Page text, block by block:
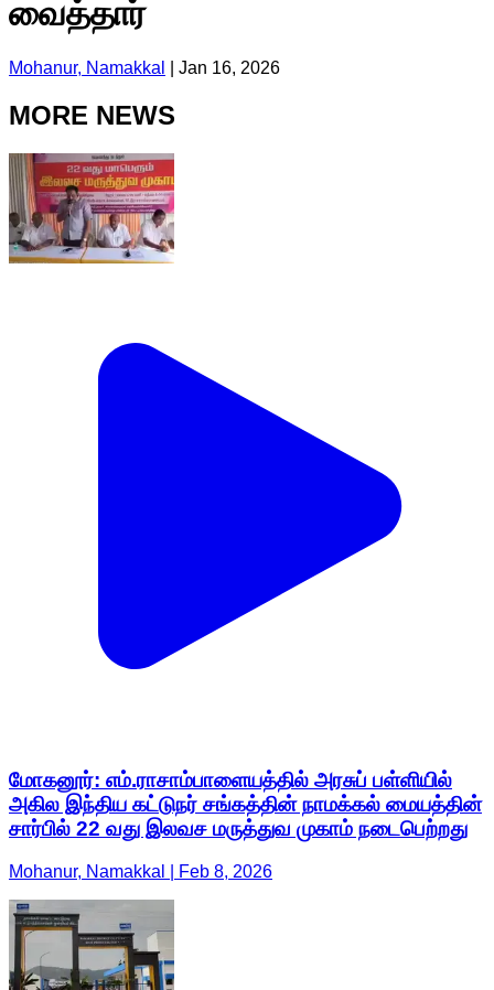
வைத்தார்
Mohanur, Namakkal Jan 16, 2026
MORE NEWS
மோகனூர்: எம்.ராசாம்பாளையத்தில் அரசுப் பள்ளியில்
அகில இந்திய கட்டுநர் சங்கத்தின் நாமக்கல் மையத்தின்
சார்பில் 22 வது இலவச மருத்துவ முகாம் நடைபெற்றது
Mohanur, Namakkal | Feb 8, 2026